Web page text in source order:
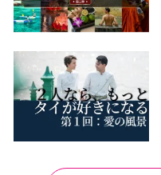
チャイナート
ペッチャブリー
ラーチャブリー
サラブリー
スパンブリー